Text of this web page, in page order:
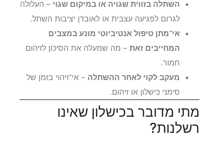
השתלה בזווית שגויה או במיקום שגוי – העלולה
לגרום לפגיעה עצבית או לאובדן יציבות השתל.
אי־מתן טיפול אנטיביוטי מונע במצבים
המחייבים זאת – מה שמעלה את הסיכון לזיהום
חמור.
מעקב לקוי לאחר ההשתלה – אי־זיהוי בזמן של
סימני כישלון או זיהום.
מתי מדובר בכישלון שאינו
רשלנות?